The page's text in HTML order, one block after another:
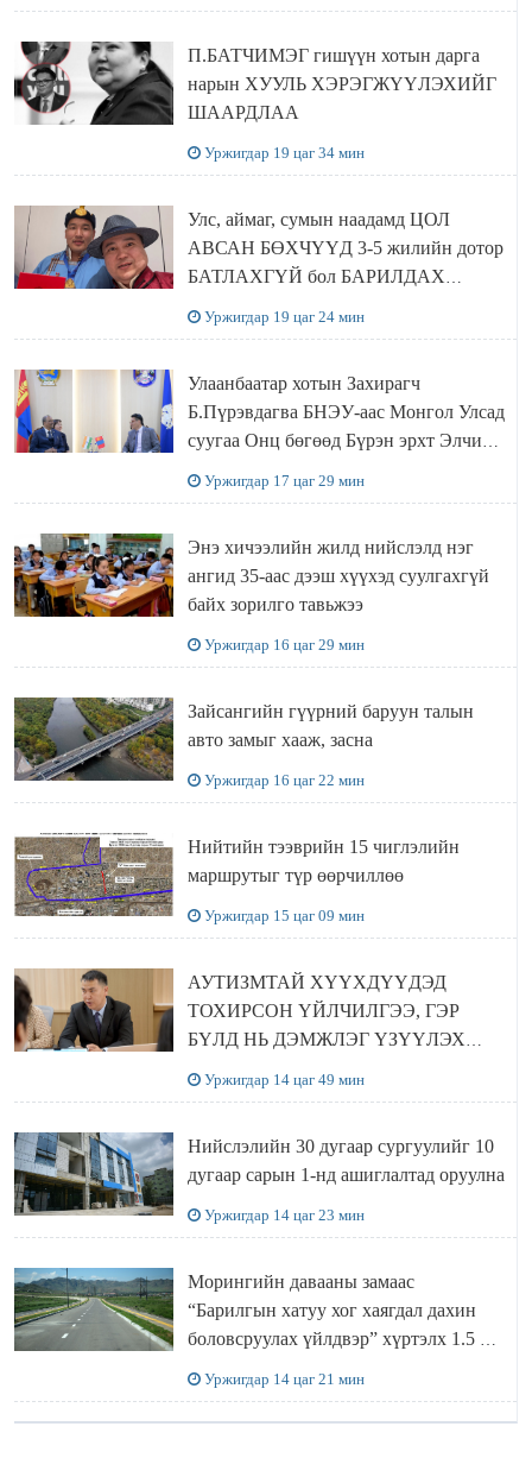
П.БАТЧИМЭГ гишүүн хотын дарга
нарын ХУУЛЬ ХЭРЭГЖҮҮЛЭХИЙГ
ШААРДЛАА
Уржигдар 19 цаг 34 мин
Улс, аймаг, сумын наадамд ЦОЛ
АВСАН БӨХЧҮҮД 3-5 жилийн дотор
БАТЛАХГҮЙ бол БАРИЛДАХ
Уржигдар 19 цаг 24 мин
Улаанбаатар хотын Захирагч
Б.Пүрэвдагва БНЭУ-аас Монгол Улсад
суугаа Онц бөгөөд Бүрэн эрхт Элчин
Уржигдар 17 цаг 29 мин
Энэ хичээлийн жилд нийслэлд нэг
ангид 35-аас дээш хүүхэд суулгахгүй
байх зорилго тавьжээ
Уржигдар 16 цаг 29 мин
Зайсангийн гүүрний баруун талын
авто замыг хааж, засна
Уржигдар 16 цаг 22 мин
Нийтийн тээврийн 15 чиглэлийн
маршрутыг түр өөрчиллөө
Уржигдар 15 цаг 09 мин
АУТИЗМТАЙ ХҮҮХДҮҮДЭД
ТОХИРСОН ҮЙЛЧИЛГЭЭ, ГЭР
БҮЛД НЬ ДЭМЖЛЭГ ҮЗҮҮЛЭХ
Уржигдар 14 цаг 49 мин
Нийслэлийн 30 дугаар сургуулийг 10
дугаар сарын 1-нд ашиглалтад оруулна
Уржигдар 14 цаг 23 мин
Морингийн давааны замаас
“Барилгын хатуу хог хаягдал дахин
боловсруулах үйлдвэр” хүртэлх 1.5 км
Уржигдар 14 цаг 21 мин